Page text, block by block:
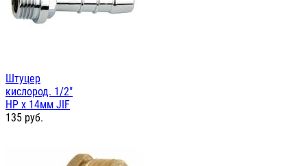
Штуцер
кислород. 1/2"
НР х 14мм JIF
135 руб.